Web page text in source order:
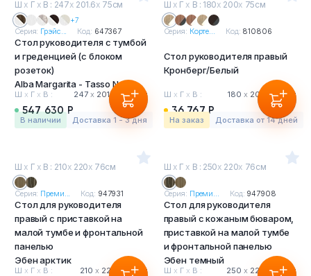
Ш х Г х В : 247х 201.6х 75см
+7
Серия: Грэйс... Код: 647367
Стол руководителя с тумбой
и греденцией (с блоком
розеток)
Alba Margarita - Tasso Nero
Ш х Г х В : 247 х201.6 х75 см
547 630 Р
в наличии Доставка 1 - 3 дня
Ш х Г х В : 180х 200х 75см
Серия: Корте... Код: 810806
Стол руководителя правый
Кронберг/Белый
Ш х Г х В : 180 х 200 х75 см
36 767 Р
На заказ Доставка от 14 дней
Ш х Г х В : 210х 220х 76см
Серия: Преми... Код: 947931
Стол для руководителя
правый с приставкой на
малой тумбе и фронтальной
панелью
Эбен арктик
Ш х Г х В : 210 х220 х76 см
Ш х Г х В : 250х 220х 76см
Серия: Преми... Код: 947908
Стол для руководителя
правый с кожаным бюваром,
приставкой на малой тумбе
и фронтальной панелью
Эбен темный
Ш х Г х В : 250 х 220 х76 см